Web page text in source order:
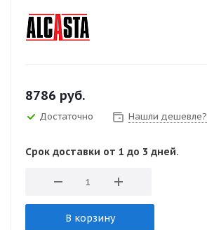
8786 руб.
Достаточно Нашли дешевле?
Срок доставки от 1 до 3 дней.
В корзину